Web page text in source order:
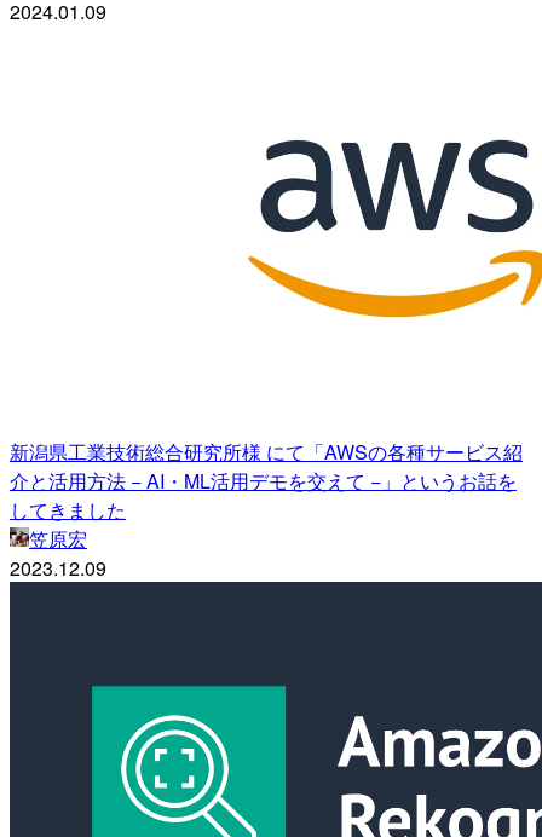
2024.01.09
新潟県工業技術総合研究所様 にて「AWSの各種サービス紹
介と活用方法 − AI・ML活用デモを交えて −」というお話を
してきました
笠原宏
2023.12.09